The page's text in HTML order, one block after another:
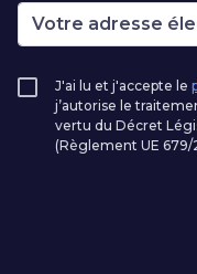
J'ai lu et j'accepte le
j’autorise le
vertu du Décret
(Règlement UE 679/